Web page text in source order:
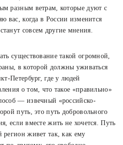
разным ветрам, которые дуют с
вас, когда в России изменится
совсем другие мнения.
существование такой огромной,
в которой должны уживаться
Петербург, где у людей
о том, что такое «правильно»
— извечный «российско-
путь, это путь добровольного
если вместе жить не хочется. Путь
регион живет так, как ему